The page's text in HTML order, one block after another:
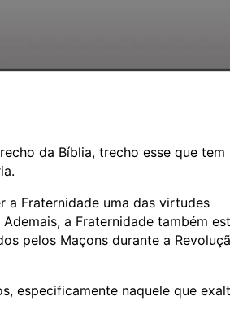
da Bíblia, trecho esse que tem
a Fraternidade uma das virtudes
a Fraternidade também
pelos Maçons durante a
especificamente naquele que